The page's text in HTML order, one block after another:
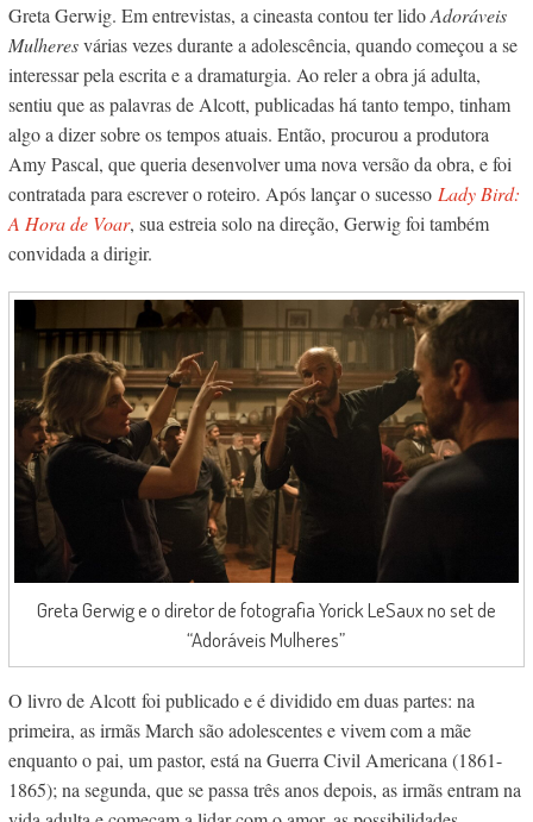
Greta Gerwig. Em entrevistas, a cineasta contou ter lidoAdoráveis
Mulheresvárias vezes durante a adolescência, quando começou a se
interessar pela escrita e a dramaturgia. Ao reler a obra já adulta,
sentiu que as palavras de Alcott, publicadas há tanto tempo, tinham
algo a dizer sobre os tempos atuais. Então, procurou a produtora
Amy Pascal, que queria desenvolver uma nova versão da obra, e foi
contratada para escrever o roteiro. Após lançar o sucesso Lady Bird:
A Hora de Voar, sua estreia solo na direção, Gerwig foi também
convidada a dirigir.
Greta Gerwig e o diretor de fotografia Yorick LeSaux no set de
“Adoráveis Mulheres”
O livro de Alcott foi publicado e é dividido em duas partes: na
primeira, as irmãs March são adolescentes e vivem com a mãe
enquanto o pai, um pastor, está na Guerra Civil Americana (1861-
1865); na segunda, que se passa três anos depois, as irmãs entram na